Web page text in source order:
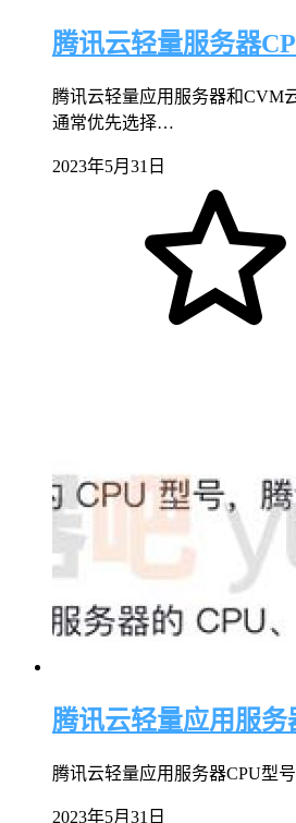
腾讯云轻量服务器
腾讯云轻量应用服务器和CVM
通常优先选择…
2023年5月31日
腾讯云轻量应用服务
腾讯云轻量应用服务器CPU型
2023年5月31日